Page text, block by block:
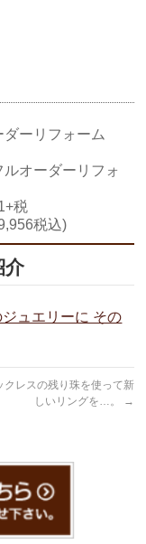
ーリフォーム
オーダーリフォ
税
税込)
介
ュエリーに その
クレスの残り珠を使って新
しいリングを…。
→